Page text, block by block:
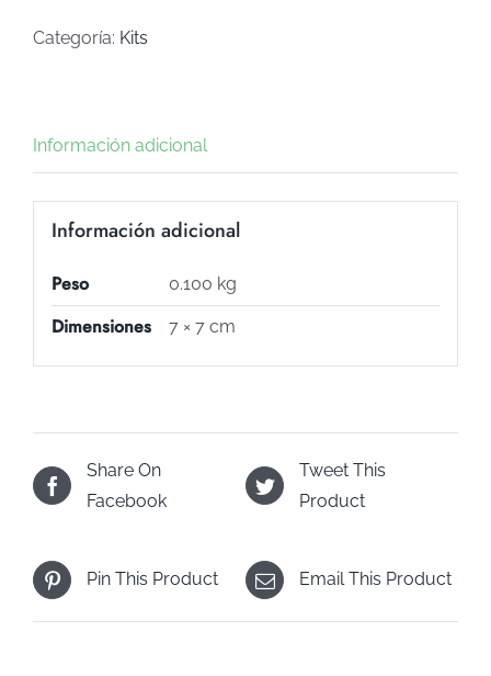
71)
Categoría: Kits
Información adicional
Información adicional
Peso 0.100 kg
Dimensiones 7 × 7 cm
Share On
Facebook
Tweet This
Product
Pin This Product Email This Product